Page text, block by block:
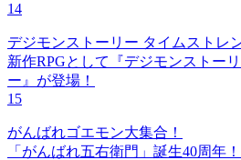
14
デジモンストーリー タイムストレ
新作RPGとして『デジモンストー
ー』が登場！
15
がんばれゴエモン大集合！
「がんばれ五右衛門」誕生40周年